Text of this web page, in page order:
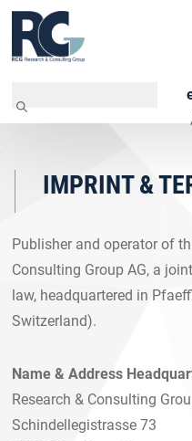
IMPRINT &
Publisher and operator of
Consulting Group AG, a
law, headquartered in
Switzerland).
Name & Address
Research & Consulting
Schindellegistrasse 73